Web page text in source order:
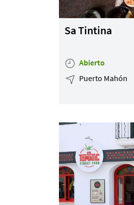
Avisos legales
Privacidad y cookies
Mapa de la web
Desarrollado porBinary Menorca
Sa Tintina
Abierto
Puerto Mahón